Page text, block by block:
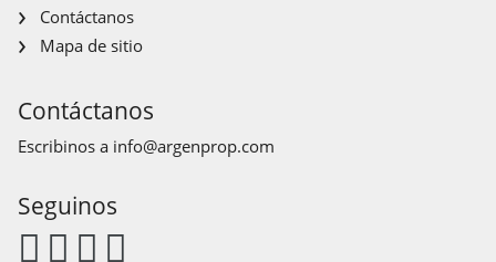
Contáctanos
Mapa de sitio
Contáctanos
Escribinos a info@argenprop.com
Seguinos